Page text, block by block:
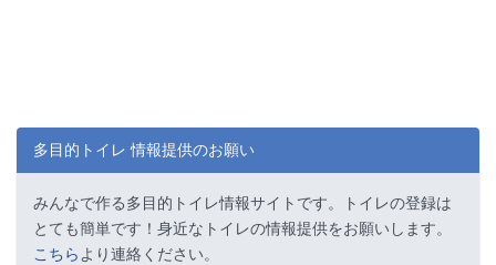
多目的トイレ 情報提供のお願い
みんなで作る多目的トイレ情報サイトです。トイレの登録は
とても簡単です！身近なトイレの情報提供をお願いします。
こちらより連絡ください。